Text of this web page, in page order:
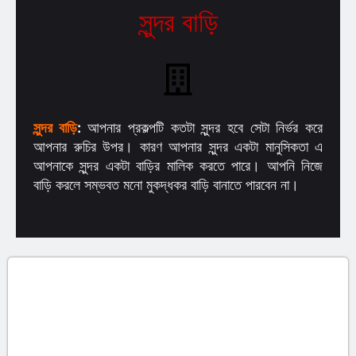
সুন্দর বাড়ি
সুন্দর বাড়ি: আপনার প্রকল্পটি কতটা সুন্দর হবে সেটা নির্ভর করে
আপনার রুচির উপর। কারণ আপনার সুন্দর একটা মানুসিকতা এ
আপনাকে সুন্দর একটা বাড়ির মালিক করতে পারে। আপনি নিজে
বাড়ি করলে সম্ভবত মনো মুকদ্ধকর বাড়ি বানাতে পারবেন না।